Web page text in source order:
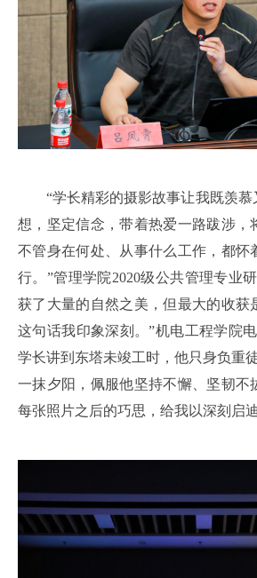
“学长精彩的摄影故事让我既羡慕
想，坚定信念，带着热爱一路跋涉，
不管身在何处、从事什么工作，都怀
行。”管理学院2020级公共管理专业
获了大量的自然之美，但最大的收获
这句话我印象深刻。”机电工程学院
学长讲到东塔未竣工时，他只身负重
一抹夕阳，佩服他坚持不懈、坚韧不
每张照片之后的巧思，给我以深刻启迪